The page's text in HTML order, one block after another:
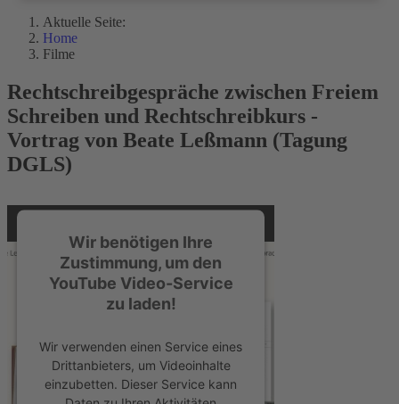
Aktuelle Seite:
Home
Filme
Rechtschreibgespräche zwischen Freiem
Schreiben und Rechtschreibkurs -
Vortrag von Beate Leßmann (Tagung
DGLS)
Wir benötigen Ihre
Zustimmung, um den
YouTube Video-Service
zu laden!
Wir verwenden einen Service eines
Drittanbieters, um Videoinhalte
einzubetten. Dieser Service kann